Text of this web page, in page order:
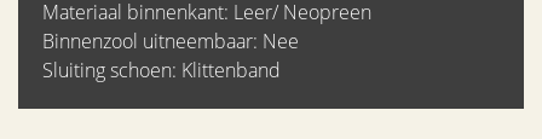
Materiaal binnenkant: Leer/ Neopreen
Binnenzool uitneembaar: Nee
Sluiting schoen: Klittenband